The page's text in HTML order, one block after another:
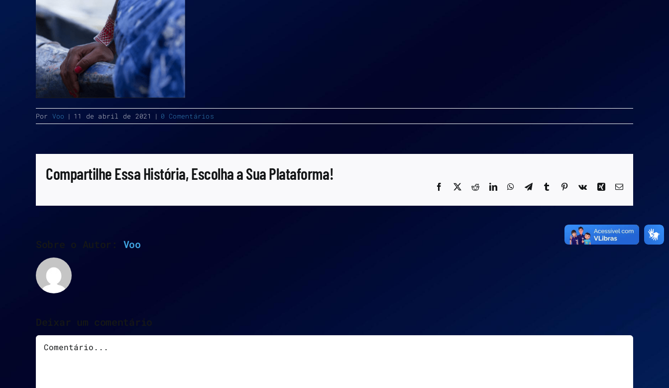
Por Voo | 11 de abril de 2021 | 0 Comentários
Compartilhe Essa História, Escolha a Sua Plataforma!
Facebook
X RedditLinkedInWhatsApp
TelegramTumblr Pinterest
Vk Xing E-
Voo
Comentário